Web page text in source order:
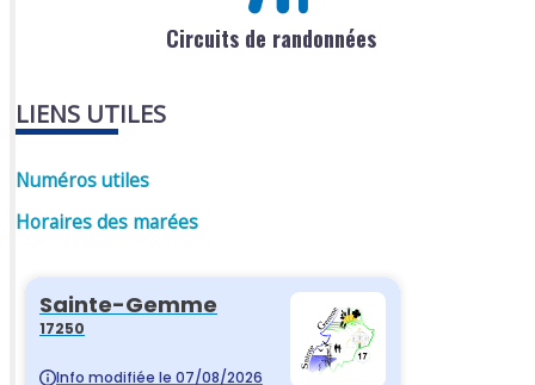
Circuits de randonnées
LIENS UTILES
Numéros utiles
Horaires des marées